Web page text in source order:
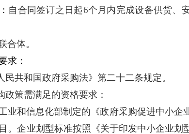
自合同签订之日起6个月内完成设备供货、
合体。
求：
民共和国政府采购法》第二十二条规定。
政策需满足的资格要求：
业和信息化部制定的《政府采购促进中小企
。企业划型标准按照《关于印发中小企业划